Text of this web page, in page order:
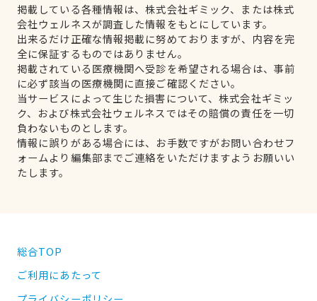
掲載している各種情報は、株式会社ギミック、または株式
会社ウェルネスが調査した情報をもとにしています。
出来るだけ正確な情報掲載に努めておりますが、内容を完
全に保証するものではありません。
掲載されている医療機関へ受診を希望される場合は、事前
に必ず該当の医療機関に直接ご確認ください。
当サービスによって生じた損害について、株式会社ギミッ
ク、および株式会社ウェルネスではその賠償の責任を一切
負わないものとします。
情報に誤りがある場合には、お手数ですがお問い合わせフ
ォームより編集部までご連絡をいただけますようお願いい
たします。
総合TOP
ご利用にあたって